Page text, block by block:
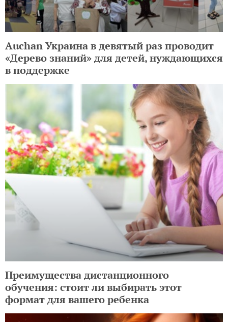
Auchan Украина в девятый раз проводит
«Дерево знаний» для детей, нуждающихся
в поддержке
Преимущества дистанционного
обучения: стоит ли выбирать этот
формат для вашего ребенка